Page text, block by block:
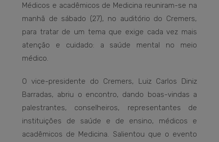
Médicos e acadêmicos de Medicina reuniram-se na
manhã de sábado (27), no auditório do Cremers,
para tratar de um tema que exige cada vez mais
atenção e cuidado: a saúde mental no meio
médico.
O vice-presidente do Cremers, Luiz Carlos Diniz
Barradas, abriu o encontro, dando boas-vindas a
palestrantes, conselheiros, representantes de
instituições de saúde e de ensino, médicos e
acadêmicos de Medicina. Salientou que o evento